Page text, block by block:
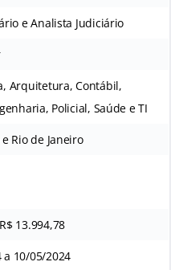
e Analista Judiciário
Arquitetura, Contábil,
Policial, Saúde e TI
Rio de Janeiro
13.994,78
a 10/05/2024